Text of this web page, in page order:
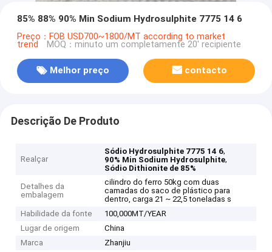
85% 88% 90% Min Sodium Hydrosulphite 7775 14 6
Preço：FOB USD700~1800/MT according to market
trend MOQ：minuto um completamente 20' recipiente
Melhor preço contacto
Descrição De Produto
Realçar
Sódio Hydrosulphite 7775 14 6,
90% Min Sodium Hydrosulphite,
Sódio Dithionite de 85%
Detalhes da
embalagem
cilindro do ferro 50kg com duas
camadas do saco de plástico para
dentro, carga 21 ~ 22,5 toneladas s
Habilidade da fonte
100,000MT/YEAR
Lugar de origem
China
Marca
Zhanjiu